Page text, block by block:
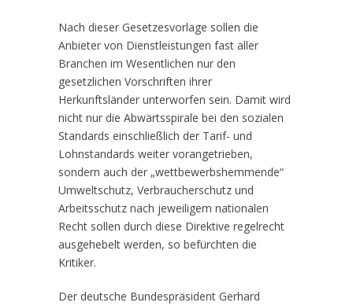
Nach dieser Gesetzesvorlage sollen die
Anbieter von Dienstleistungen fast aller
Branchen im Wesentlichen nur den
gesetzlichen Vorschriften ihrer
Herkunftsländer unterworfen sein. Damit wird
nicht nur die Abwärtsspirale bei den sozialen
Standards einschließlich der Tarif- und
Lohnstandards weiter vorangetrieben,
sondern auch der „wettbewerbshemmende“
Umweltschutz, Verbraucherschutz und
Arbeitsschutz nach jeweiligem nationalen
Recht sollen durch diese Direktive regelrecht
ausgehebelt werden, so befürchten die
Kritiker.
Der deutsche Bundespräsident Gerhard